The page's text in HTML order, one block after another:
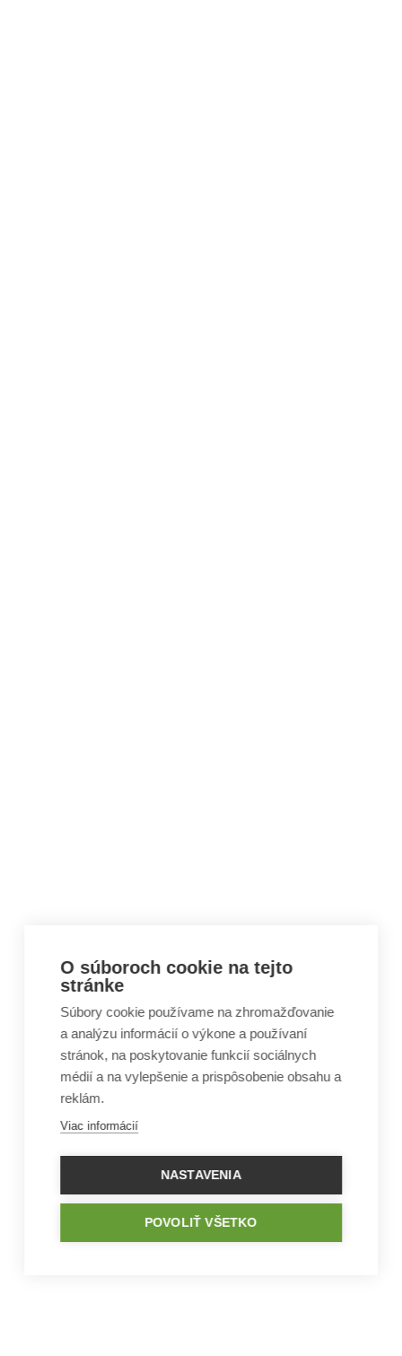
O súboroch cookie na tejto
stránke
Súbory cookie používame na zhromažďovanie
a analýzu informácií o výkone a používaní
stránok, na poskytovanie funkcií sociálnych
médií a na vylepšenie a prispôsobenie obsahu a
reklám.
Viac informácií
NASTAVENIA
POVOLIŤ VŠETKO